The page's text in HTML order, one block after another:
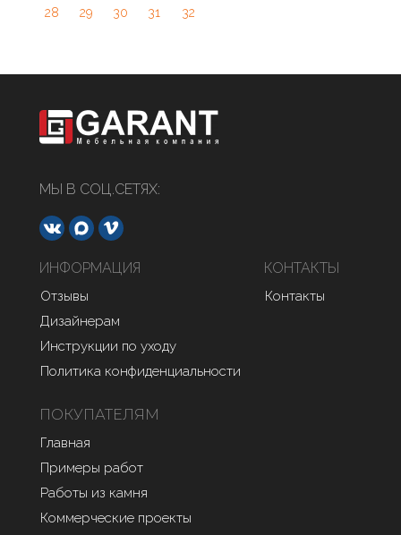
28
29 30 31 32
МЫ В СОЦ.СЕТЯХ:
КОНТАКТЫ
Контакты
ИНФОРМАЦИЯ
Отзывы
Дизайнерам
Инструкции по уходу
Политика конфиденциальности
ПОКУПАТЕЛЯМ
Главная
Примеры работ
Работы из камня
Коммерческие проекты